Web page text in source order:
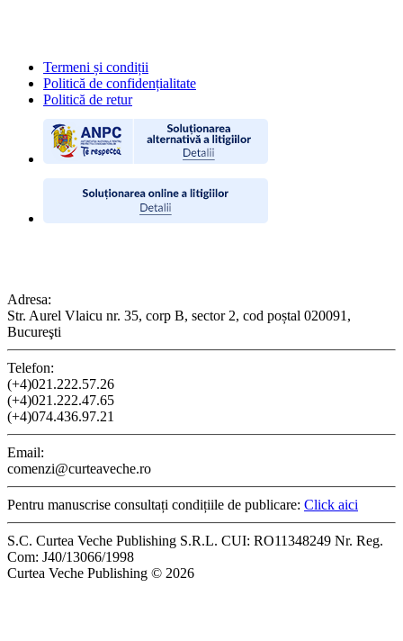
Termeni și condiții
Politică de confidențialitate
Politică de retur
Adresa:
Str. Aurel Vlaicu nr. 35, corp B, sector 2, cod poștal 020091,
Bucureşti
Telefon:
(+4)021.222.57.26
(+4)021.222.47.65
(+4)074.436.97.21
Email:
comenzi@curteaveche.ro
Pentru manuscrise consultați condițiile de publicare: Click aici
S.C. Curtea Veche Publishing S.R.L. CUI: RO11348249 Nr. Reg.
Com: J40/13066/1998
Curtea Veche Publishing © 2026